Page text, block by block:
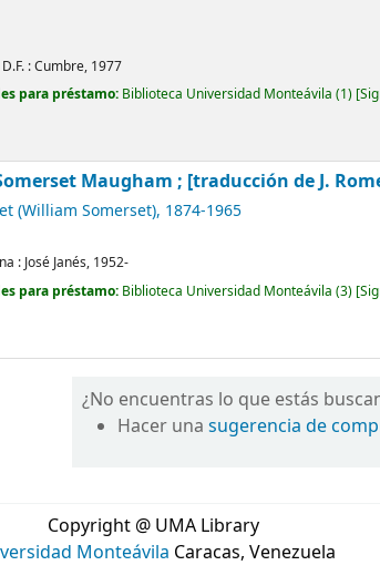
:Cumbre, 1977
para préstamo: Biblioteca Universidad Monteávila (1)
Maugham ; [traducción de J.
(William Somerset), 1874-1965
: José Janés, 1952-
para préstamo: Biblioteca Universidad Monteávila (3)
¿No encuentras lo que estás
Hacer unasugerencia de
Copyright @ UMA Library
Monteávila Caracas, Venezuela